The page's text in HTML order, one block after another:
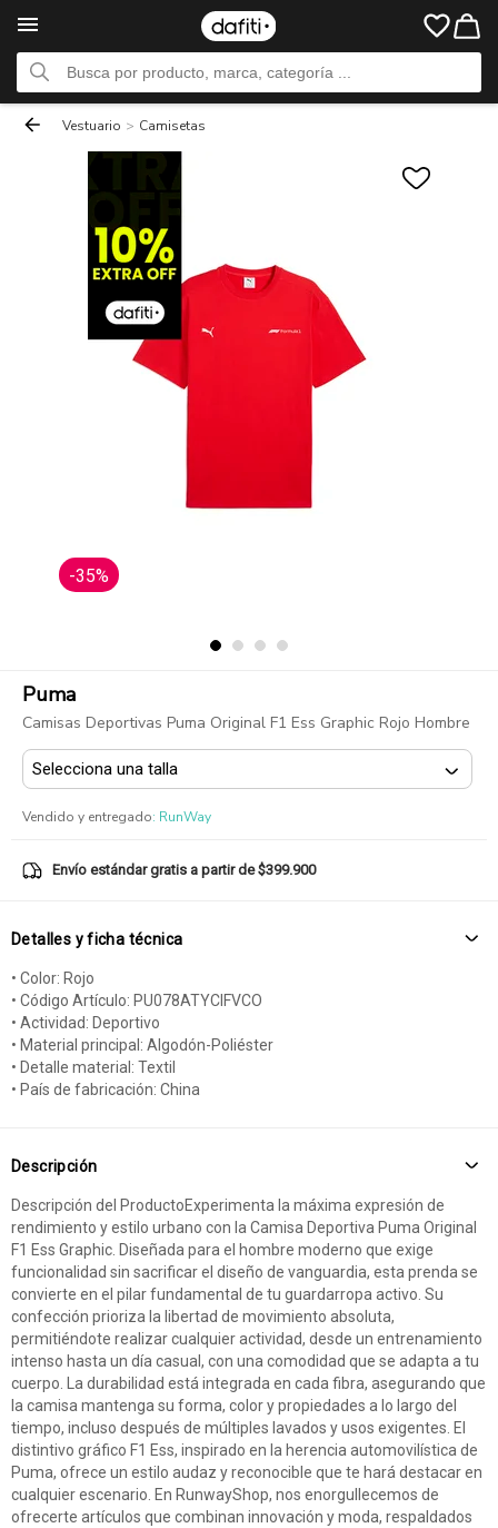
Vestuario > Camisetas
-35%
Puma
Camisas Deportivas Puma Original F1 Ess Graphic Rojo Hombre
Vendido y entregado: RunWay
Envío estándar gratis a partir de $399.900
Detalles y ficha técnica
• Color: Rojo
• Código Artículo: PU078ATYCIFVCO
• Actividad: Deportivo
• Material principal: Algodón-Poliéster
• Detalle material: Textil
• País de fabricación: China
Descripción
Descripción del ProductoExperimenta la máxima expresión de
rendimiento y estilo urbano con la Camisa Deportiva Puma Original
F1 Ess Graphic. Diseñada para el hombre moderno que exige
funcionalidad sin sacrificar el diseño de vanguardia, esta prenda se
convierte en el pilar fundamental de tu guardarropa activo. Su
confección prioriza la libertad de movimiento absoluta,
permitiéndote realizar cualquier actividad, desde un entrenamiento
intenso hasta un día casual, con una comodidad que se adapta a tu
cuerpo. La durabilidad está integrada en cada fibra, asegurando que
la camisa mantenga su forma, color y propiedades a lo largo del
tiempo, incluso después de múltiples lavados y usos exigentes. El
distintivo gráfico F1 Ess, inspirado en la herencia automovilística de
Puma, ofrece un estilo audaz y reconocible que te hará destacar en
cualquier escenario. En RunwayShop, nos enorgullecemos de
ofrecerte artículos que combinan innovación y moda, respaldados